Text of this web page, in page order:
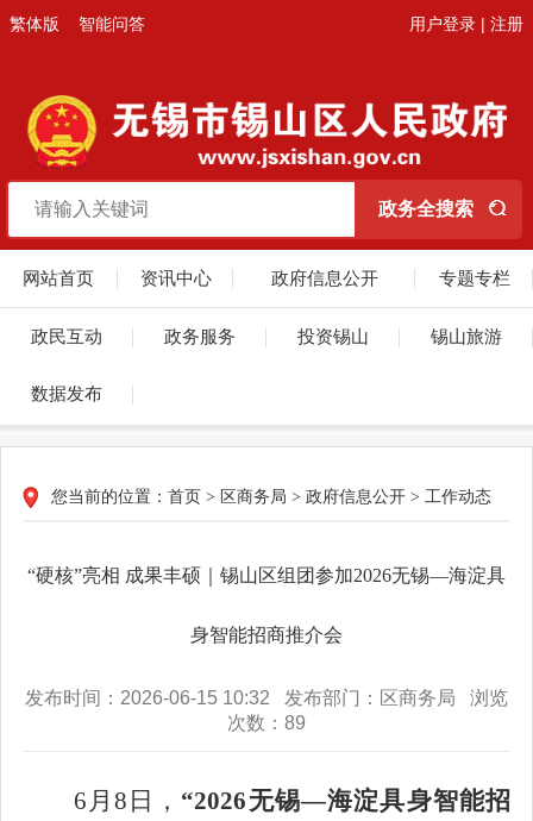
繁体版 智能问答 用户登录 | 注册
网站首页 资讯中心 政府信息公开 专题专栏
政民互动 政务服务 投资锡山 锡山旅游
数据发布
您当前的位置： 首页 > 区商务局 > 政府信息公开 > 工作动态
“硬核”亮相 成果丰硕｜锡山区组团参加2026无锡—海淀具
身智能招商推介会
发布时间：2026-06-15 10:32 发布部门：区商务局 浏览
次数： 89
6 月 8 日， “2026无锡—海淀具身智能招